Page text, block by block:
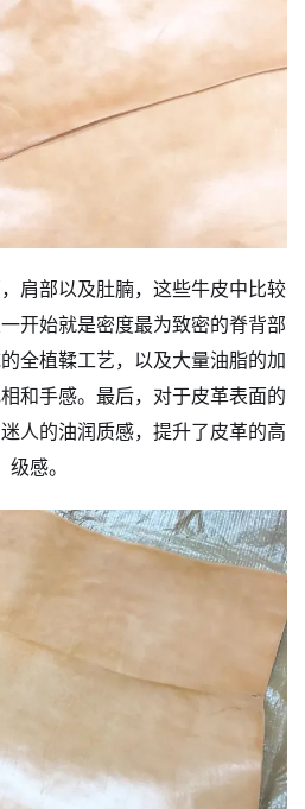
肩部以及肚腩，这些牛皮中比较
开始就是密度最为致密的脊背部
全植鞣工艺，以及大量油脂的加
和手感。最后，对于皮革表面的
人的油润质感，提升了皮革的高
级感。